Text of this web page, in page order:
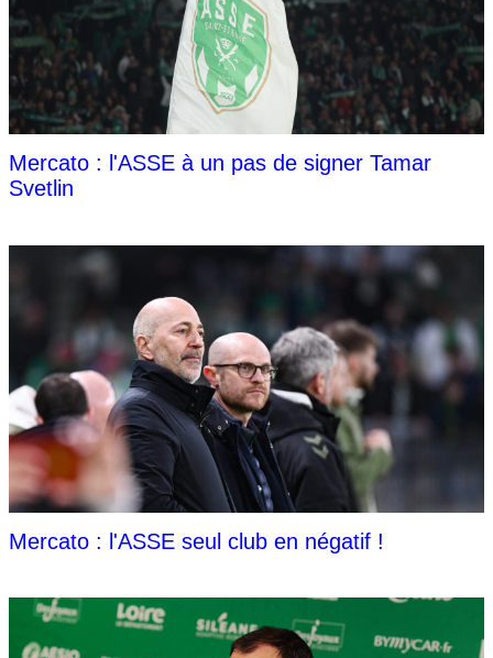
Mercato : l'ASSE à un pas de signer Tamar
Svetlin
Mercato : l'ASSE seul club en négatif !